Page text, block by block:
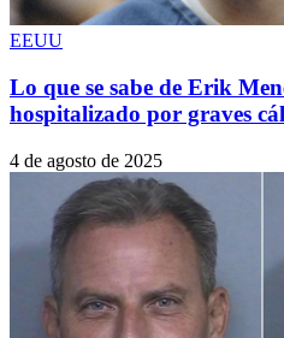
EEUU
Lo que se sabe de Erik
hospitalizado por graves
4 de agosto de 2025